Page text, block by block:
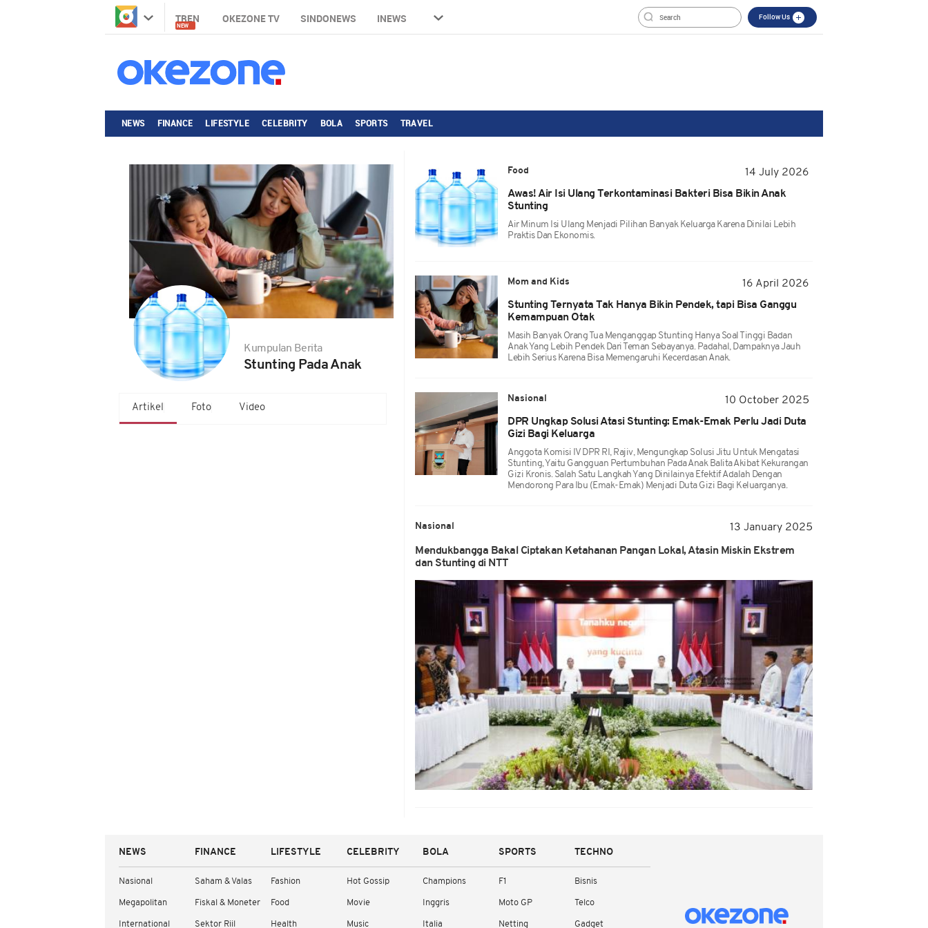
TREN
NEW
OKEZONE TV SINDONEWS INEWS Follow Us
NEWS FINANCE LIFESTYLE CELEBRITY BOLA SPORTS TRAVEL
Kumpulan Berita
Stunting Pada Anak
Artikel Foto Video
Food
14 July 2026
Awas! Air Isi Ulang Terkontaminasi Bakteri Bisa Bikin Anak
Stunting
Air Minum Isi Ulang Menjadi Pilihan Banyak Keluarga Karena Dinilai Lebih
Praktis Dan Ekonomis.
Mom and Kids
16 April 2026
Stunting Ternyata Tak Hanya Bikin Pendek, tapi Bisa Ganggu
Kemampuan Otak
Masih Banyak Orang Tua Menganggap Stunting Hanya Soal Tinggi Badan
Anak Yang Lebih Pendek Dari Teman Sebayanya. Padahal, Dampaknya Jauh
Lebih Serius Karena Bisa Memengaruhi Kecerdasan Anak.
Nasional
10 October 2025
DPR Ungkap Solusi Atasi Stunting: Emak-Emak Perlu Jadi Duta
Gizi Bagi Keluarga
Anggota Komisi IV DPR RI, Rajiv, Mengungkap Solusi Jitu Untuk Mengatasi
Stunting, Yaitu Gangguan Pertumbuhan Pada Anak Balita Akibat Kekurangan
Gizi Kronis. Salah Satu Langkah Yang Dinilainya Efektif Adalah Dengan
Mendorong Para Ibu (emak-Emak) Menjadi Duta Gizi Bagi Keluarganya.
Nasional 13 January 2025
Mendukbangga Bakal Ciptakan Ketahanan Pangan Lokal, Atasin Miskin Ekstrem
dan Stunting di NTT
NEWS
Nasional
Megapolitan
International
FINANCE
Saham & Valas
Fiskal & Moneter
Sektor Riil
LIFESTYLE
Fashion
Food
Health
CELEBRITY
Hot Gossip
Movie
Music
BOLA
Champions
Inggris
Italia
SPORTS
F1
Moto GP
Netting
TECHNO
Bisnis
Telco
Gadget